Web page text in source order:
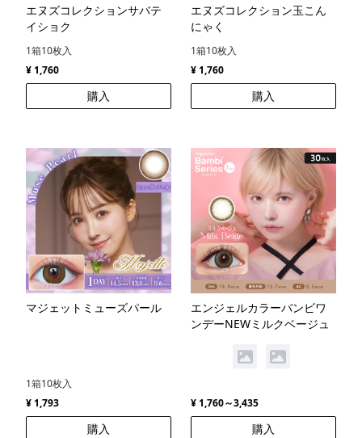
エヌズコレクションサバテ
イショク
1箱10枚入
¥ 1,760
購入
エヌズコレクション玉こん
にゃく
1箱10枚入
¥ 1,760
購入
マジェットミューズパール
1箱10枚入
¥ 1,793
購入
エンジェルカラーバンビワ
ンデーNEWミルクベージュ
¥ 1,760～3,435
購入